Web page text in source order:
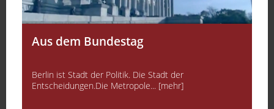
Aus dem Bundestag
Berlin ist Stadt der Politik. Die Stadt der
Entscheidungen.Die Metropole... [mehr]